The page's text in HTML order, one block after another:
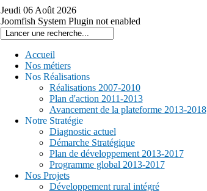
Jeudi 06 Août 2026
Joomfish System Plugin not enabled
Accueil
Nos métiers
Nos Réalisations
Réalisations 2007-2010
Plan d'action 2011-2013
Avancement de la plateforme 2013-2018
Notre Stratégie
Diagnostic actuel
Démarche Stratégique
Plan de développement 2013-2017
Programme global 2013-2017
Nos Projets
Développement rural intégré